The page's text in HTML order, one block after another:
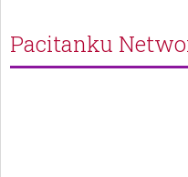
Pacitanku